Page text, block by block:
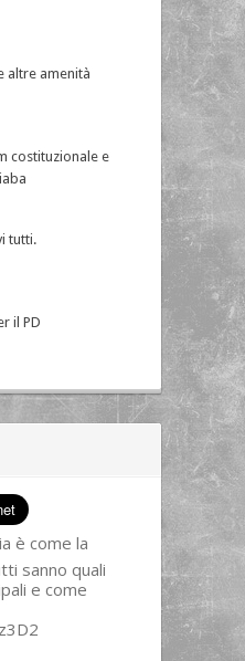
altre amenità
costituzionale e
tutti.
il PD
è come la
sanno quali
e come